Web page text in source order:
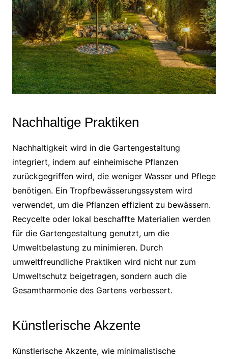
Nachhaltige Praktiken
Nachhaltigkeit wird in die Gartengestaltung
integriert, indem auf einheimische Pflanzen
zurückgegriffen wird, die weniger Wasser und Pflege
benötigen. Ein Tropfbewässerungssystem wird
verwendet, um die Pflanzen effizient zu bewässern.
Recycelte oder lokal beschaffte Materialien werden
für die Gartengestaltung genutzt, um die
Umweltbelastung zu minimieren. Durch
umweltfreundliche Praktiken wird nicht nur zum
Umweltschutz beigetragen, sondern auch die
Gesamtharmonie des Gartens verbessert.
Künstlerische Akzente
Künstlerische Akzente, wie minimalistische